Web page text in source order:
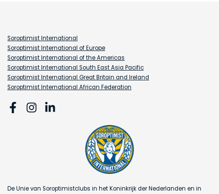
Soroptimist International
Soroptimist International of Europe
Soroptimist International of the Americas
Soroptimist International South East Asia Pacific
Soroptimist International Great Britain and Ireland
Soroptimist International African Federation
De Unie van Soroptimistclubs in het Koninkrijk der Nederlanden en in